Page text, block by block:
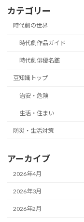
カテゴリー
時代劇の世界
時代劇作品ガイド
時代劇俳優名鑑
豆知識トップ
治安・危険
生活・住まい
防災・生活対策
アーカイブ
2026年4月
2026年3月
2026年2月